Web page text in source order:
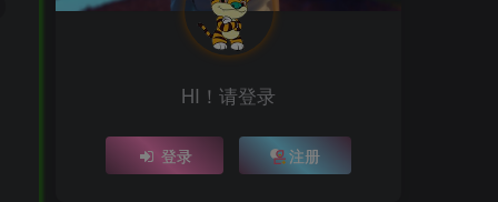
HI！请登录
登录 注册